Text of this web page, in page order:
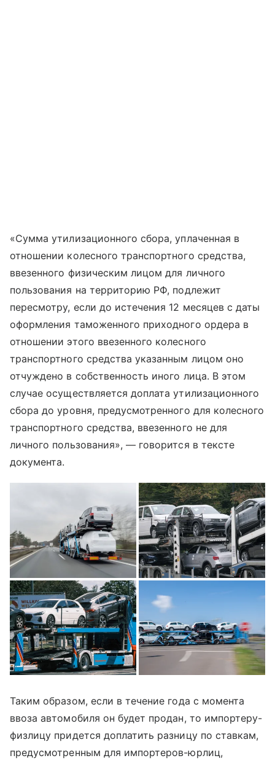
«Сумма утилизационного сбора, уплаченная в
отношении колесного транспортного средства,
ввезенного физическим лицом для личного
пользования на территорию РФ, подлежит
пересмотру, если до истечения 12 месяцев с даты
оформления таможенного приходного ордера в
отношении этого ввезенного колесного
транспортного средства указанным лицом оно
отчуждено в собственность иного лица. В этом
случае осуществляется доплата утилизационного
сбора до уровня, предусмотренного для колесного
транспортного средства, ввезенного не для
личного пользования», — говорится в тексте
документа.
Таким образом, если в течение года с момента
ввоза автомобиля он будет продан, то импортеру-
физлицу придется доплатить разницу по ставкам,
предусмотренным для импортеров-юрлиц,